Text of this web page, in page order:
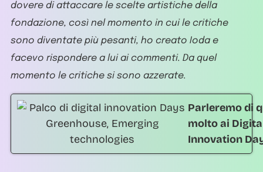
dovere di attaccare le scelte artistiche della
fondazione, così nel momento in cui le critiche
sono diventate più pesanti, ho creato Ioda e
facevo rispondere a lui ai commenti. Da quel
momento le critiche si sono azzerate.
Parleremo di
molto ai
Innovation